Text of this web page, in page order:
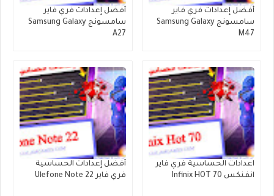
أفضل إعدادات فري فاير
سامسونج Samsung Galaxy
M47
أفضل إعدادات فري فاير
سامسونج Samsung Galaxy
A27
اعدادات الحساسية فري فاير
انفنكس Infinix HOT 70
أفضل إعدادات الحساسية
فري فاير Ulefone Note 22